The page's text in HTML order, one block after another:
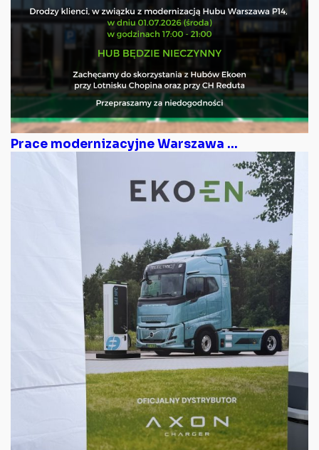
Prace modernizacyjne Warszawa ...